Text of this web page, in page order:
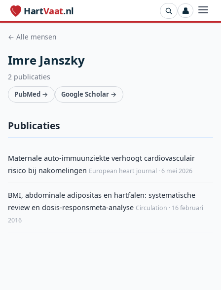
HartVaat.nl 👤
← Alle mensen
Imre Janszky
2 publicaties
PubMed → Google Scholar →
Publicaties
Maternale auto-immuunziekte verhoogt cardiovasculair
risico bij nakomelingen European heart journal · 6 mei 2026
BMI, abdominale adipositas en hartfalen: systematische
review en dosis-responsmeta-analyse Circulation · 16 februari
2016